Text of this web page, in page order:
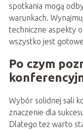
spotkania mogą
warunkach.
techniczne aspekty
wszystko jest
Po czym
Wybór solidnej sali
znaczenie dla
Dlatego też warto